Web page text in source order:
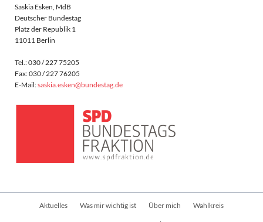
Saskia Esken, MdB
Deutscher Bundestag
Platz der Republik 1
11011 Berlin
Tel.: 030 / 227 75205
Fax: 030 / 227 76205
E-Mail:saskia.esken@bundestag.de
Navigation
Aktuelles Was mir wichtig ist Über mich Wahlkreis